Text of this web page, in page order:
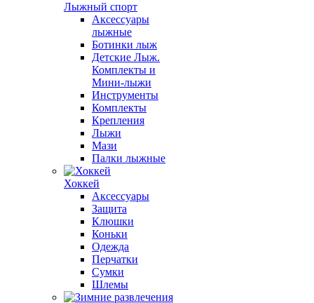
Лыжный спорт
Аксессуары
лыжные
Ботинки лыж
Детские Лыж.
Комплекты и
Мини-лыжи
Инструменты
Комплекты
Крепления
Лыжи
Мази
Палки лыжные
Хоккей
Аксессуары
Защита
Клюшки
Коньки
Одежда
Перчатки
Сумки
Шлемы